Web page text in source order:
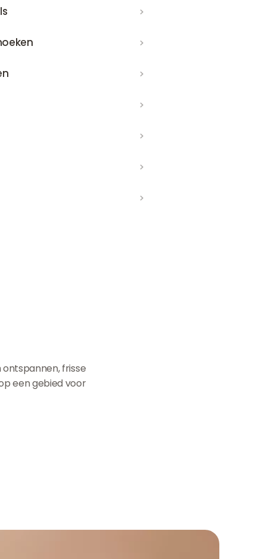
ontspannen, frisse
een gebied voor